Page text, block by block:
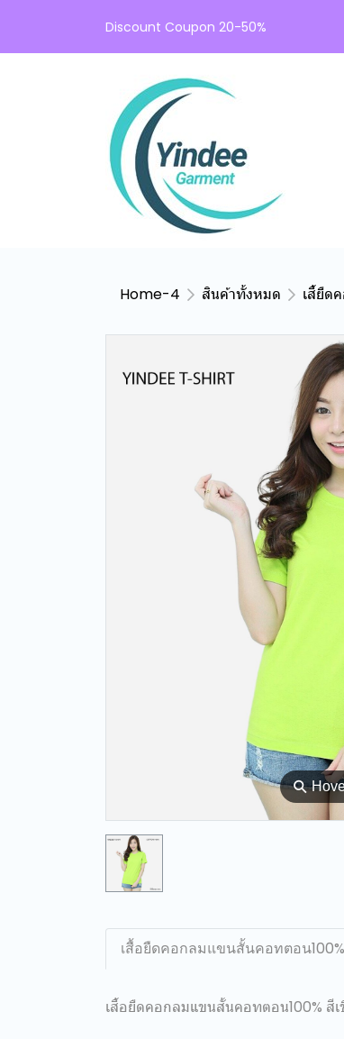
Discount Coupon 20-50%
Home-4 สินค้าทั้งหมด เสื้ยืด
⚲
เสื้อยืดคอกลมแขนสั้นคอทตอน
เสื้อยืดคอกลมแขนสั้นคอทตอน100% สีเ